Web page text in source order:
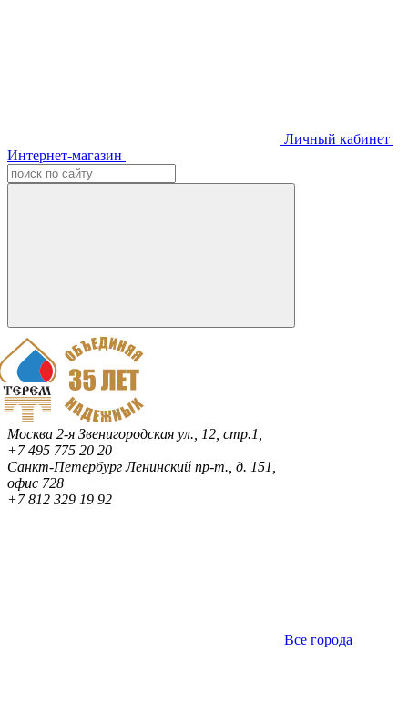
Личный кабинет
Интернет-магазин
Москва 2-я Звенигородская ул., 12, стр.1,
+7 495 775 20 20
Санкт-ПетербургЛенинский пр-т., д. 151,
офис 728
+7 812 329 19 92
Все города